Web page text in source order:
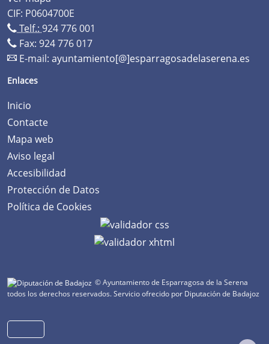
CIF: P0604700E
Telf.: 924 776 001
Fax: 924 776 017
E-mail: ayuntamiento[@]esparragosadelaserena.es
Enlaces
Inicio
Contacte
Mapa web
Aviso legal
Accesibilidad
Protección de Datos
Política de Cookies
© Ayuntamiento de Esparragosa de la Serena
todos los derechos reservados.Servicio ofrecido por Diputación de Badajoz